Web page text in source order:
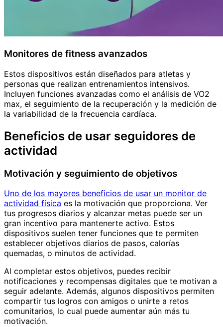
Monitores de fitness avanzados
Estos dispositivos están diseñados para atletas y
personas que realizan entrenamientos intensivos.
Incluyen funciones avanzadas como el análisis de VO2
max, el seguimiento de la recuperación y la medición de
la variabilidad de la frecuencia cardíaca.
Beneficios de usar seguidores de
actividad
Motivación y seguimiento de objetivos
Uno de los mayores beneficios de usar un monitor de
actividad física es la motivación que proporciona. Ver
tus progresos diarios y alcanzar metas puede ser un
gran incentivo para mantenerte activo. Estos
dispositivos suelen tener funciones que te permiten
establecer objetivos diarios de pasos, calorías
quemadas, o minutos de actividad.
Al completar estos objetivos, puedes recibir
notificaciones y recompensas digitales que te motivan a
seguir adelante. Además, algunos dispositivos permiten
compartir tus logros con amigos o unirte a retos
comunitarios, lo cual puede aumentar aún más tu
motivación.